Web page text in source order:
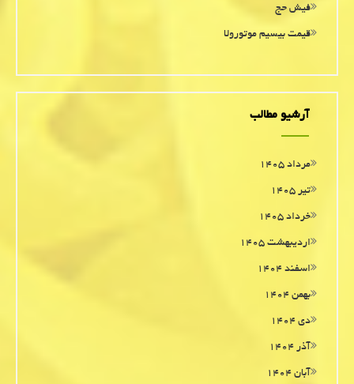
فیش حج
قیمت بیسیم موتورولا
آرشیو مطالب
مرداد ۱۴۰۵
تیر ۱۴۰۵
خرداد ۱۴۰۵
اردیبهشت ۱۴۰۵
اسفند ۱۴۰۴
بهمن ۱۴۰۴
دی ۱۴۰۴
آذر ۱۴۰۴
آبان ۱۴۰۴